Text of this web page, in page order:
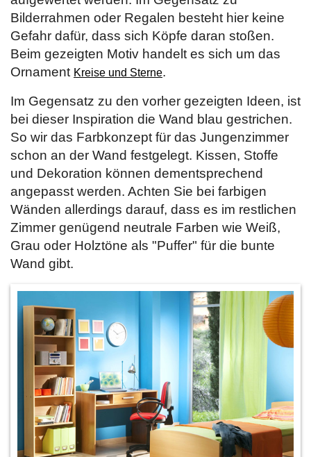
Bilderrahmen oder Regalen besteht hier keine
Gefahr dafür, dass sich Köpfe daran stoßen.
Beim gezeigten Motiv handelt es sich um das
Ornament Kreise und Sterne.
Im Gegensatz zu den vorher gezeigten Ideen, ist
bei dieser Inspiration die Wand blau gestrichen.
So wir das Farbkonzept für das Jungenzimmer
schon an der Wand festgelegt. Kissen, Stoffe
und Dekoration können dementsprechend
angepasst werden. Achten Sie bei farbigen
Wänden allerdings darauf, dass es im restlichen
Zimmer genügend neutrale Farben wie Weiß,
Grau oder Holztöne als "Puffer" für die bunte
Wand gibt.